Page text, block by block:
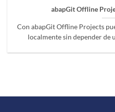
abapGit Offline
Con abapGit Offline Projects
localmente sin depender de